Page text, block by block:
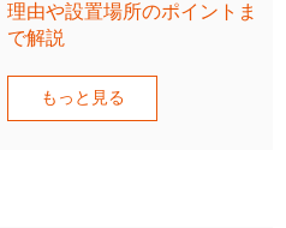
理由や設置場所のポイントま
で解説
もっと見る